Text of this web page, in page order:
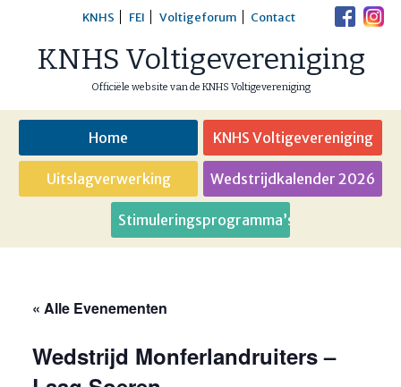
content
KNHS FEI Voltigeforum Contact
KNHS Voltigevereniging
Officiële website van de KNHS Voltigevereniging
Home KNHS Voltigevereniging
Uitslagverwerking Wedstrijdkalender 2026
Stimuleringsprogramma’s
« Alle Evenementen
Wedstrijd Monferlandruiters –